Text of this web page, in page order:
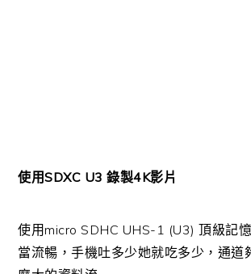
使用SDXC U3 錄製4K影片
使用micro SDHC UHS-1 (U3) 頂級記
當流暢，手機吐多少她就吃多少，通道